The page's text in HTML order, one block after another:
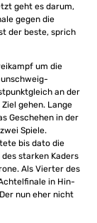
geht es darum,
gegen die
der beste, sprich
um die
an der
gehen. Lange
Geschehen in der
Spiele.
bis dato die
des starken Kaders
Als Vierter des
in Hin-
nun eher nicht